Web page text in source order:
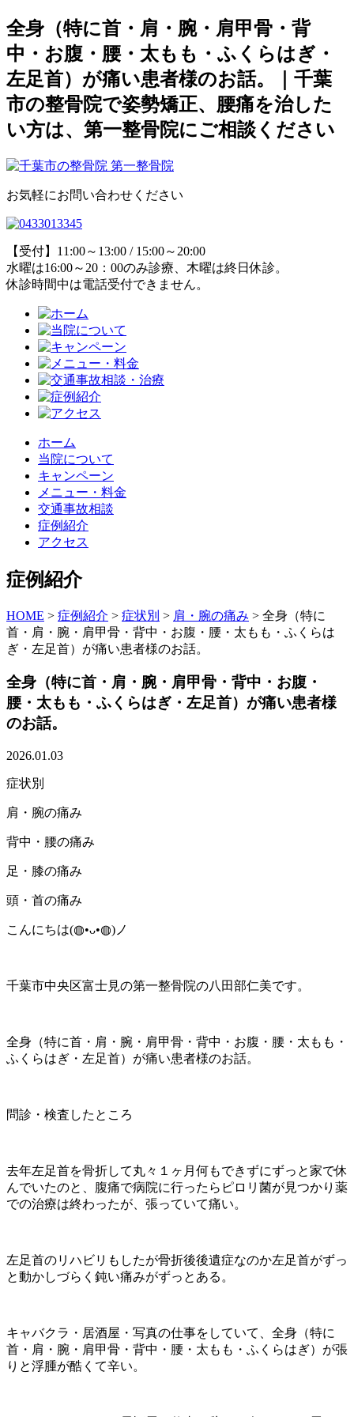
全身（特に首・肩・腕・肩甲骨・背
中・お腹・腰・太もも・ふくらはぎ・
左足首）が痛い患者様のお話。｜千葉
市の整骨院で姿勢矯正、腰痛を治した
い方は、第一整骨院にご相談ください
お気軽にお問い合わせください
【受付】11:00～13:00 / 15:00～20:00
水曜は16:00～20：00のみ診療、木曜は終日休診。
休診時間中は電話受付できません。
ホーム
当院について
キャンペーン
メニュー・料金
交通事故相談
症例紹介
アクセス
症例紹介
HOME > 症例紹介 > 症状別 > 肩・腕の痛み > 全身（特に
首・肩・腕・肩甲骨・背中・お腹・腰・太もも・ふくらは
ぎ・左足首）が痛い患者様のお話。
全身（特に首・肩・腕・肩甲骨・背中・お腹・
腰・太もも・ふくらはぎ・左足首）が痛い患者様
のお話。
2026.01.03
症状別
肩・腕の痛み
背中・腰の痛み
足・膝の痛み
頭・首の痛み
こんにちは(⁠◍⁠•⁠ᴗ⁠•⁠◍⁠)ノ
千葉市中央区富士見の第一整骨院の八田部仁美です。
全身（特に首・肩・腕・肩甲骨・背中・お腹・腰・太もも・
ふくらはぎ・左足首）が痛い患者様のお話。
問診・検査したところ
去年左足首を骨折して丸々１ヶ月何もできずにずっと家で休
んでいたのと、腹痛で病院に行ったらピロリ菌が見つかり薬
での治療は終わったが、張っていて痛い。
左足首のリハビリもしたが骨折後後遺症なのか左足首がずっ
と動かしづらく鈍い痛みがずっとある。
キャバクラ・居酒屋・写真の仕事をしていて、全身（特に
首・肩・腕・肩甲骨・背中・腰・太もも・ふくらはぎ）が張
りと浮腫が酷くて辛い。